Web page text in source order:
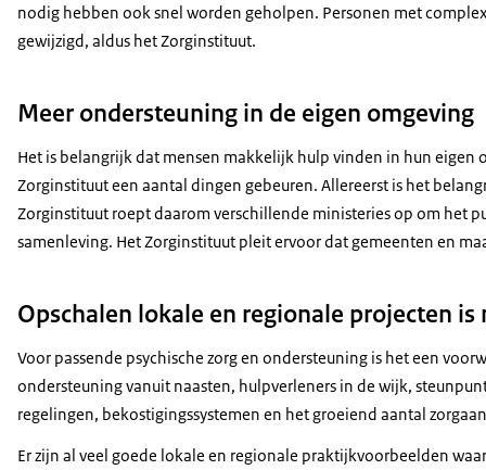
nodig hebben ook snel worden geholpen. Personen met
gewijzigd, aldus het Zorginstituut.
Meer ondersteuning in de eigen omgeving
Het is belangrijk dat mensen makkelijk hulp vinden in hun
Zorginstituut een aantal dingen gebeuren. Allereerst is het
Zorginstituut roept daarom verschillende ministeries op om het
samenleving. Het Zorginstituut pleit ervoor dat gemeenten en
Opschalen lokale en regionale projecten
Voor passende psychische zorg en ondersteuning is het een
ondersteuning vanuit naasten, hulpverleners in de wijk,
regelingen, bekostigingssystemen en het groeiend aantal
Er zijn al veel goede lokale en regionale praktijkvoorbeelden